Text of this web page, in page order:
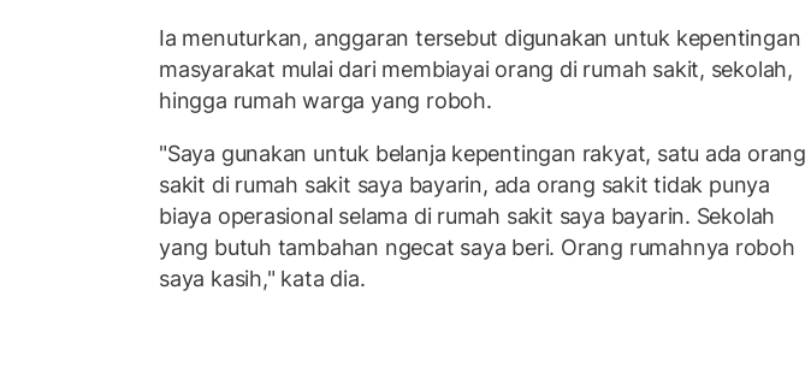
Ia menuturkan, anggaran tersebut digunakan untuk kepentingan
masyarakat mulai dari membiayai orang di rumah sakit, sekolah,
hingga rumah warga yang roboh.
"Saya gunakan untuk belanja kepentingan rakyat, satu ada orang
sakit di rumah sakit saya bayarin, ada orang sakit tidak punya
biaya operasional selama di rumah sakit saya bayarin. Sekolah
yang butuh tambahan ngecat saya beri. Orang rumahnya roboh
saya kasih," kata dia.